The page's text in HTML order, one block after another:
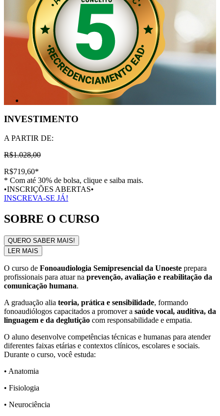
INVESTIMENTO
A PARTIR DE:
R$1.028,00
R$719,60*
* Com até 30% de bolsa, clique e saiba mais.
•INSCRIÇÕES ABERTAS•
INSCREVA-SE JÁ!
SOBRE O CURSO
QUERO SABER MAIS!
LER MAIS
O curso de Fonoaudiologia Semipresencial da Unoeste prepara
profissionais para atuar na prevenção, avaliação e reabilitação da
comunicação humana.
A graduação alia teoria, prática e sensibilidade, formando
fonoaudiólogos capacitados a promover a saúde vocal, auditiva, da
linguagem e da deglutição com responsabilidade e empatia.
O aluno desenvolve competências técnicas e humanas para atender
diferentes faixas etárias e contextos clínicos, escolares e sociais.
Durante o curso, você estuda:
• Anatomia
• Fisiologia
• Neurociência